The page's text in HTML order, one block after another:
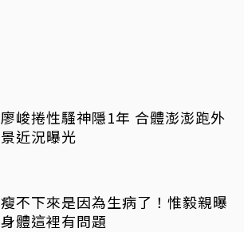
廖峻捲性騷神隱1年 合體澎澎跑外
景近況曝光
瘦不下來是因為生病了！惟毅親曝
身體這裡有問題